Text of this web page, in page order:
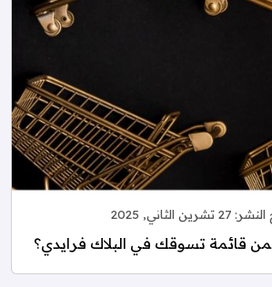
النشر: 27 تشرين الثاني, 2025
قائمة تسوقك في البلاك فرايدي؟